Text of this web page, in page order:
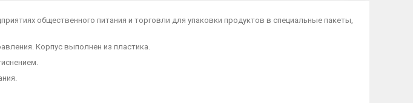
общественного питания и торговли для упаковки продуктов в специальные пакеты,
Корпус выполнен из пластика.